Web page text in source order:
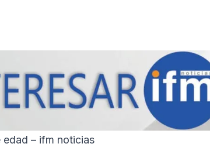
edad – ifm noticias